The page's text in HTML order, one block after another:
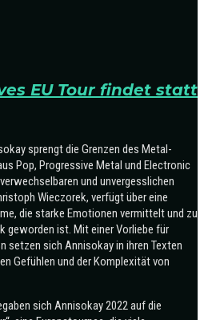
EU Tour findet statt
sprengt die Grenzen des Metal-
Pop, Progressive Metal und Electronic
und unvergesslichen
Wieczorek, verfügt über eine
die starke Emotionen vermittelt und zu
geworden ist. Mit einer Vorliebe für
setzen sich Annisokay in ihren Texten
Gefühlen und der Komplexität von
sich Annisokay 2022 auf die